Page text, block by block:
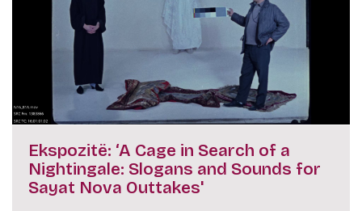
Ekspozitë: ‘A Cage in Search of a
Nightingale: Slogans and Sounds for
Sayat Nova Outtakes'